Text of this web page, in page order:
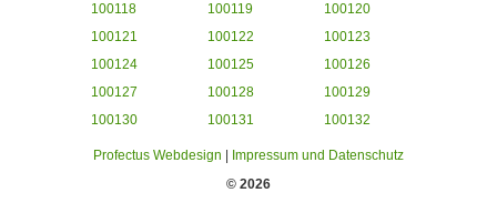
100118
100119
100120
100121
100122
100123
100124
100125
100126
100127
100128
100129
100130
100131 100132
Profectus Webdesign
Impressum und Datenschutz
© 2026